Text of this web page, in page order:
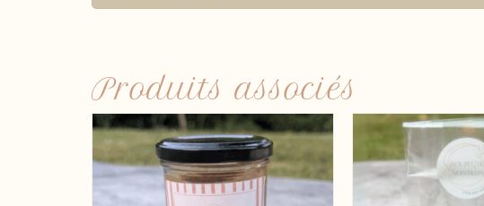
Produits associés